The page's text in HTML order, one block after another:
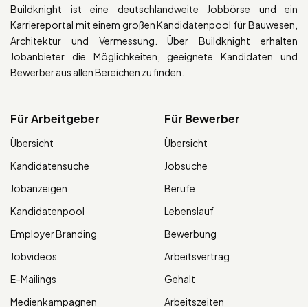
Buildknight ist eine deutschlandweite Jobbörse und ein
Karriereportal mit einem großen Kandidatenpool für Bauwesen,
Architektur und Vermessung. Über Buildknight erhalten
Jobanbieter die Möglichkeiten, geeignete Kandidaten und
Bewerber aus allen Bereichen zu finden.
Für Arbeitgeber
Übersicht
Kandidatensuche
Jobanzeigen
Kandidatenpool
Employer Branding
Jobvideos
E-Mailings
Medienkampagnen
Für Bewerber
Übersicht
Jobsuche
Berufe
Lebenslauf
Bewerbung
Arbeitsvertrag
Gehalt
Arbeitszeiten